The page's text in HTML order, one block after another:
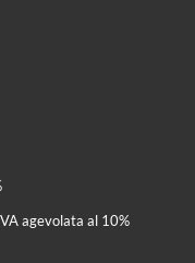
agevolata al 10%